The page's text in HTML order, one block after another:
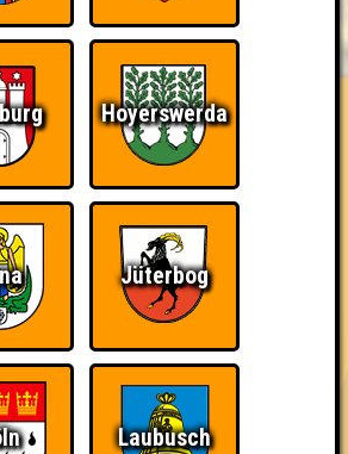
RESERVIERUNG
FAQ ÜBER UNS
sind Teams, die in einem Stechen
dem 1. Platz - den haben sie sich
gibt es für diese auch
den 1. Platz.
Hoyerswerda
Jüterbog
Laubusch